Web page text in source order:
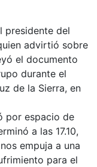
presidente del
advirtió sobre
el documento
durante el
de la Sierra, en
por espacio de
a las 17.10,
empuja a una
para el